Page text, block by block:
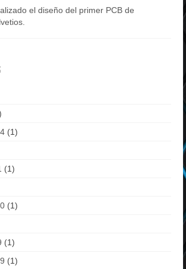
el diseño del primer PCB de
(1)
(1)
(1)
(1)
(1)